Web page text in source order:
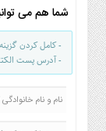
شما هم می
- کامل کردن
- آدرس پست